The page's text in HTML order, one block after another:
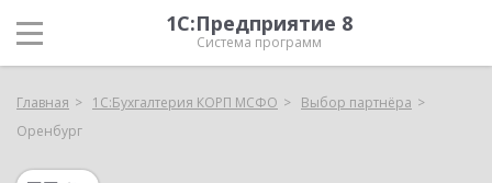
1С:Предприятие 8
Система программ
Главная 1С:Бухгалтерия КОРП МСФО
Выбор партнёра
Оренбург